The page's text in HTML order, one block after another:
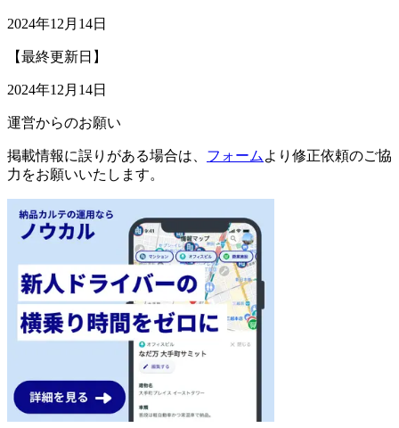
2024年12月14日
【最終更新日】
2024年12月14日
運営からのお願い
掲載情報に誤りがある場合は、 フォーム より修正依頼のご協
力をお願いいたします。